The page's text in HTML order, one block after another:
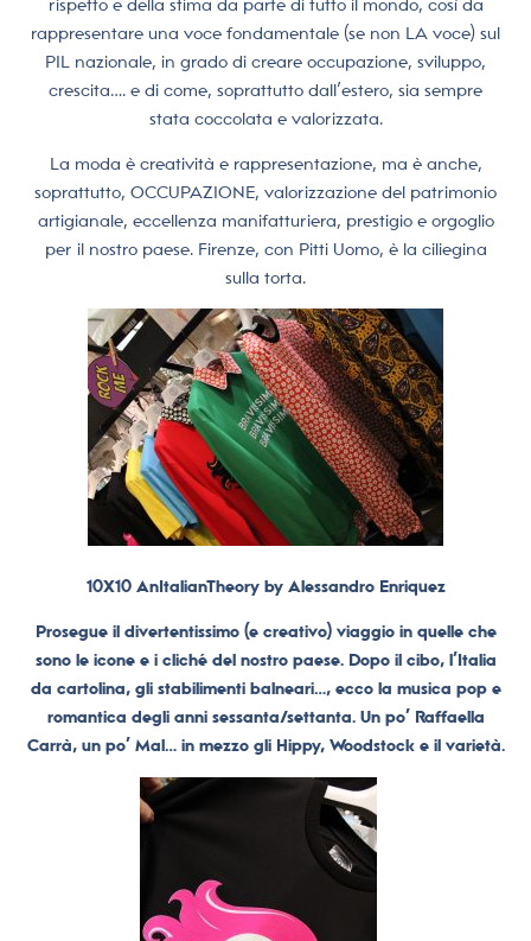
rispetto e della stima da parte di tutto il mondo, così da
rappresentare una voce fondamentale (se non LA voce) sul
PIL nazionale, in grado di creare occupazione, sviluppo,
crescita…. e di come, soprattutto dall’estero, sia sempre
stata coccolata e valorizzata.
La moda è creatività e rappresentazione, ma è anche,
soprattutto, OCCUPAZIONE, valorizzazione del patrimonio
artigianale, eccellenza manifatturiera, prestigio e orgoglio
per il nostro paese. Firenze, con Pitti Uomo, è la ciliegina
sulla torta.
10X10 AnItalianTheory by Alessandro Enriquez
Prosegue il divertentissimo (e creativo) viaggio in quelle che
sono le icone e i cliché del nostro paese. Dopo il cibo, l’Italia
da cartolina, gli stabilimenti balneari…, ecco la musica pop e
romantica degli anni sessanta/settanta. Un po’ Raffaella
Carrà, un po’ Mal… in mezzo gli Hippy, Woodstock e il varietà.